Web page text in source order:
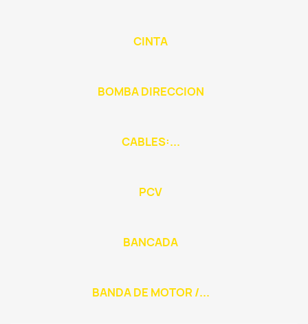
CINTA
BOMBA DIRECCION
CABLES:...
PCV
BANCADA
BANDA DE MOTOR /...